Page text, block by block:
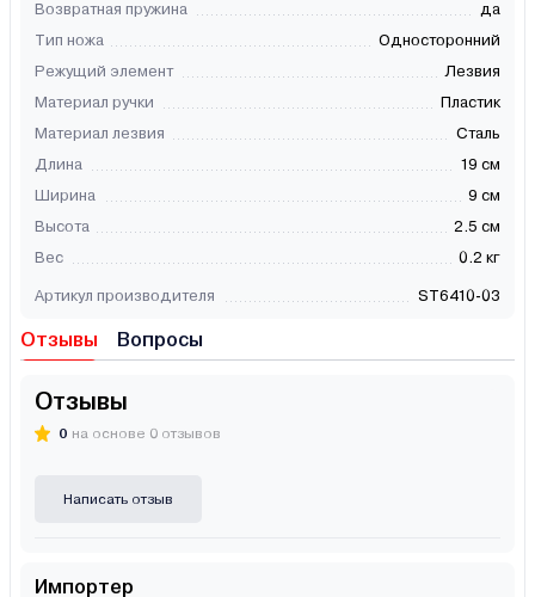
Возвратная пружина
да
Тип ножа
Односторонний
Режущий элемент
Лезвия
Материал ручки
Пластик
Материал лезвия
Сталь
Длина
19 см
Ширина
9 см
Высота
2.5 см
Вес
0.2 кг
Артикул производителя ST6410-03
Отзывы Вопросы
Отзывы
0 на основе 0 отзывов
Написать отзыв
Импортер